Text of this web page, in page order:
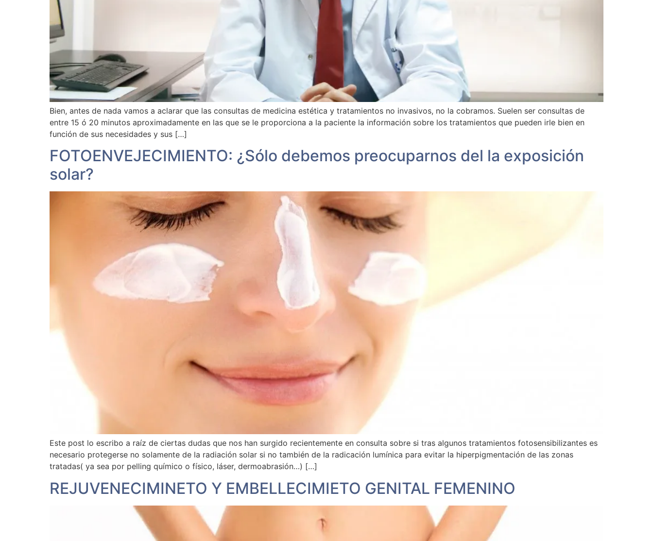
Bien, antes de nada vamos a aclarar que las consultas de medicina estética y tratamientos no invasivos, no la cobramos. Suelen ser consultas de
entre 15 ó 20 minutos aproximadamente en las que se le proporciona a la paciente la información sobre los tratamientos que pueden irle bien en
función de sus necesidades y sus […]
FOTOENVEJECIMIENTO: ¿Sólo debemos preocuparnos del la exposición
solar?
Este post lo escribo a raíz de ciertas dudas que nos han surgido recientemente en consulta sobre si tras algunos tratamientos fotosensibilizantes es
necesario protegerse no solamente de la radiación solar si no también de la radicación lumínica para evitar la hiperpigmentación de las zonas
tratadas( ya sea por pelling químico o físico, láser, dermoabrasión…) […]
REJUVENECIMINETO Y EMBELLECIMIETO GENITAL FEMENINO